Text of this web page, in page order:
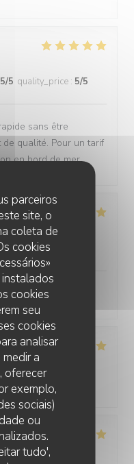
parceiros
site, o
coleta de
cookies
cookies
seu
cookies
analisar
a
oferecer
exemplo,
sociais)
ou
tudo',
5/5 quality_price : 5/5
sans être
qualité. Pour un tarif
en bord de mer.
5/5 quality_price
5 quality_price